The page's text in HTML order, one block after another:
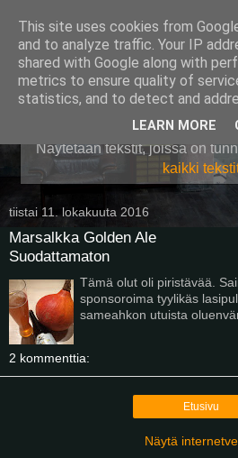
Pullollinen
Näytetään tekstit, joissa on
kaikki
tiistai 11. lokakuuta 2016
Marsalkka Golden Ale
Suodattamaton
Tämä olut oli piristävää.
sponsoroima tyylikäs
sameahkon utuista
2 kommenttia:
Etusivu
Näytä
This site uses cookies from
and to analyze traffic. Your IP
shared with Google along with
metrics to ensure quality of
statistics, and to detect and
LEARN MORE